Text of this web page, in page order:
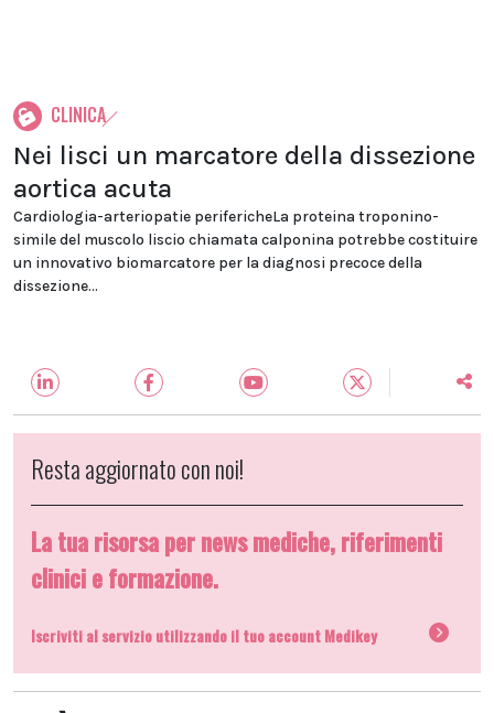
CLINICA
Nei lisci un marcatore della dissezione
aortica acuta
Cardiologia-arteriopatie perifericheLa proteina troponino-
simile del muscolo liscio chiamata calponina potrebbe costituire
un innovativo biomarcatore per la diagnosi precoce della
dissezione...
Resta aggiornato con noi!
La tua risorsa per news mediche, riferimenti
clinici e formazione.
Iscriviti al servizio utilizzando il tuo account Medikey